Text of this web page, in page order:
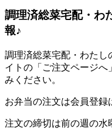
調理済総菜宅配・わ
報♪
調理済総菜宅配・わたし
イトの「ご注文ページへ
みください。
お弁当の注文は会員登録
注文の締切は前の週の水